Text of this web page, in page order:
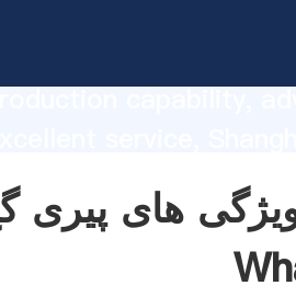
create the value and